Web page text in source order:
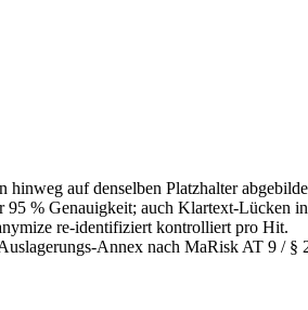
auf denselben Platzhalter
% Genauigkeit; auch Klartext-Lücken
re-identifiziert kontrolliert pro Hit.
Annex nach MaRisk AT 9 / §